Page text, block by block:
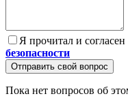
Я прочитал и
безопасности
Отправить свой вопрос
Пока нет вопросов об